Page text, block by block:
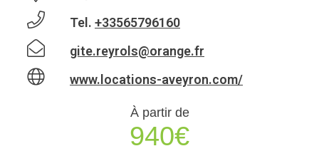
Tel. +33565796160
gite.reyrols@orange.fr
www.locations-aveyron.com/
À partir de
940€